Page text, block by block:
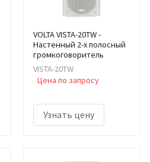
VOLTA VISTA-20TW -
Настенный 2-х полосный
громкоговоритель
VISTA-20TW
Цена по запросу
Узнать цену